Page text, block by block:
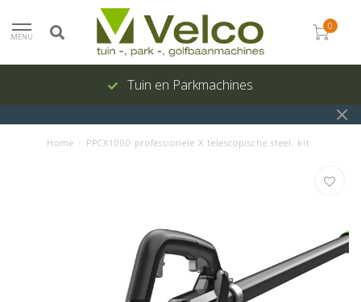
MENU
0
Tuin en Parkmachines
Home PPCX1000 professionele X telescopische steel, kit